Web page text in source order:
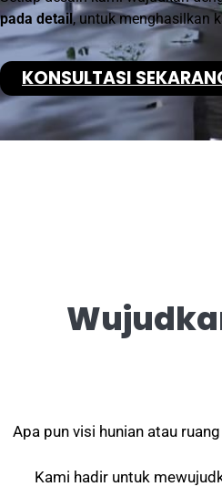
pada detail, untuk menghasilkan
KONSULTASI
Apa pun visi hunian atau
Kami hadir untuk